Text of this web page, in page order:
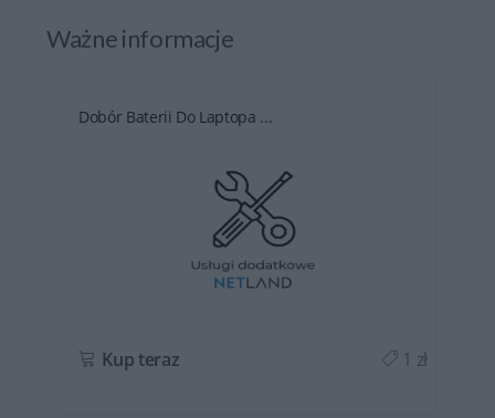
Ważne informacje
Dobór Baterii Do Laptopa ...
Kup teraz 1 zł